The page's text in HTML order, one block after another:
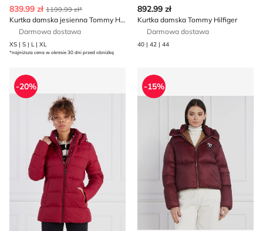
839.99 zł 1199.99 zł*
Kurtka damska jesienna Tommy Hilfiger
Darmowa dostawa
XS | S | L | XL
*najniższa cena w okresie 30 dni przed obniżką
892.99 zł
Kurtka damska Tommy Hilfiger
Darmowa dostawa
40 | 42 | 44
Kurtka damska jesienna casual Tommy Hilfiger
-20%
Kurtka damska casual
-15%